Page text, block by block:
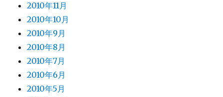
2010年11月
2010年10月
2010年9月
2010年8月
2010年7月
2010年6月
2010年5月